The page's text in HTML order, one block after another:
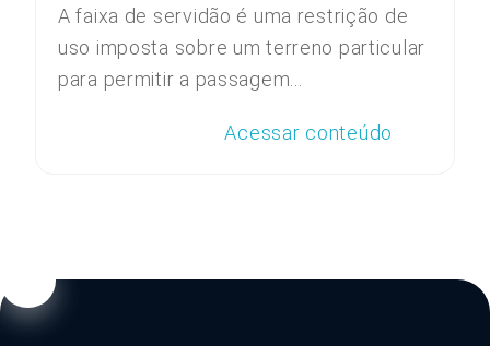
A faixa de servidão é uma restrição de
uso imposta sobre um terreno particular
para permitir a passagem...
Acessar conteúdo